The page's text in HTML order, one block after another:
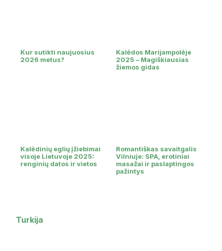
Kur sutikti naujuosius
2026 metus?
Kalėdos Marijampolėje
2025 – Magiškiausias
žiemos gidas
Kalėdinių eglių įžiebimai
visoje Lietuvoje 2025:
renginių datos ir vietos
Romantiškas savaitgalis
Vilniuje: SPA, erotiniai
masažai ir paslaptingos
pažintys
Turkija